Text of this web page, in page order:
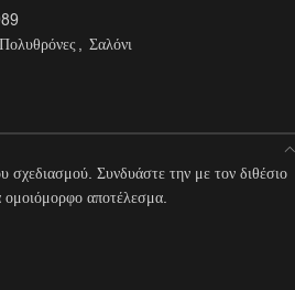
Πολυθρόνες, Σαλόνι
Συνδυάστε την με τον διθέσιο
ομοιόμορφο αποτέλεσμα.